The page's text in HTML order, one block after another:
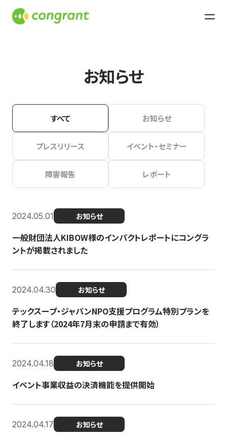
お知らせ
すべて お知らせ
プレスリリース イベント・セミナー
障害報告 レポート
2024.05.01 お知らせ
一般財団法人KIBOW様のインパクトレポートにコングラ
ントが掲載されました
2024.04.30 お知らせ
テックスープ・ジャパンNPO支援プログラム特別プランを
終了します（2024年7月末の申請まで有効）
2024.04.18 お知らせ
イベント事業収益の決済機能を提供開始
2024.04.17 お知らせ